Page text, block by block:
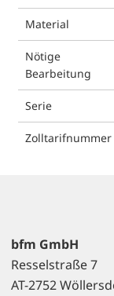
Material
Nötige
Bearbeitung
Serie
Zolltarifnummer
bfm GmbH
Resselstraße 7
AT-2752